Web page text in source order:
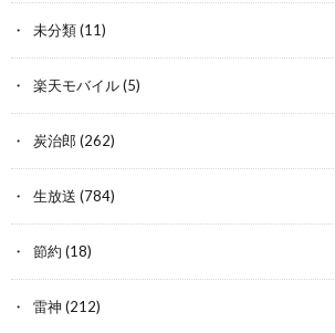
未分類(11)
楽天モバイル(5)
炭治郎 (262)
生放送 (784)
節約 (18)
雷神 (212)